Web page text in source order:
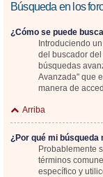
Búsqueda en los
¿Cómo se puede
Introduciendo
del buscador
búsquedas
Avanzada" que
manera de
Arriba
¿Por qué mi búsqueda
Probablemente
términos
específico y